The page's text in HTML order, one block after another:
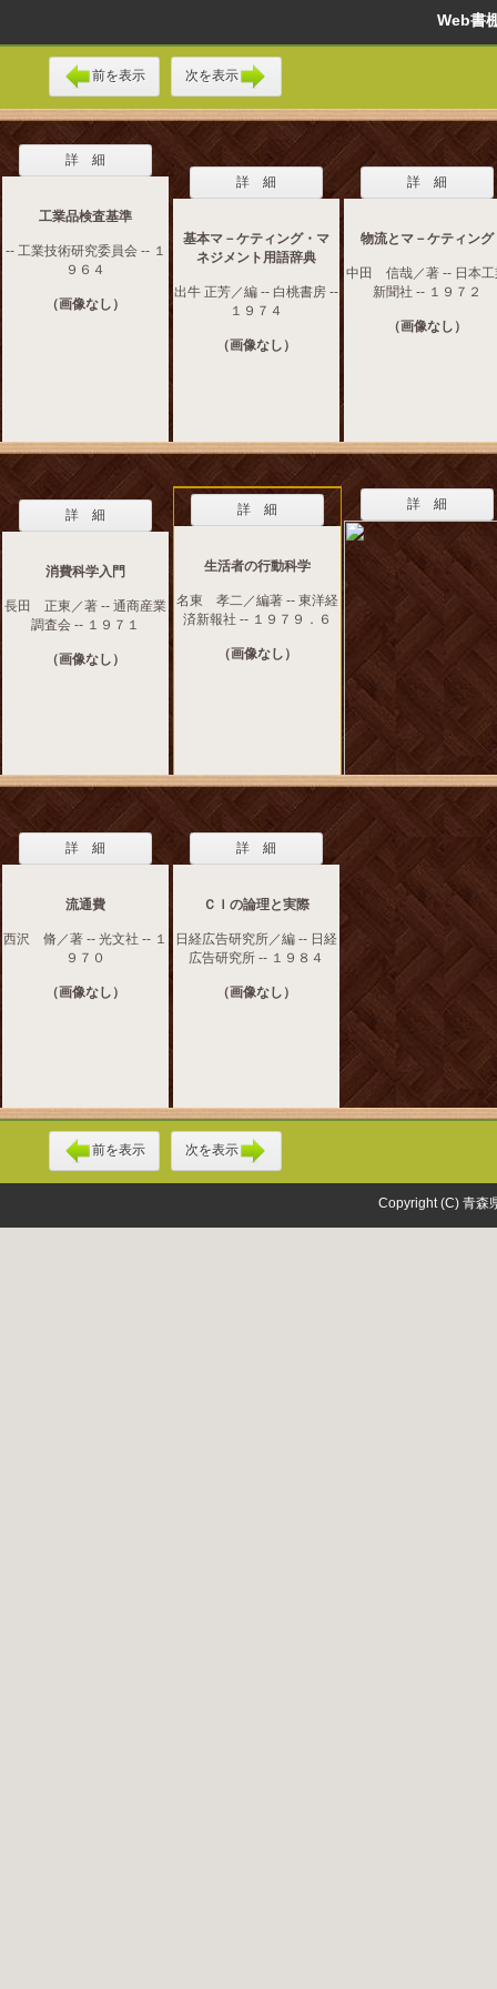
Web
前を表示 次を表示
詳 細
工業品検査基準
-- 工業技術研究委員会 -- １
９６４
（画像なし）
詳 細
基本マ－ケティング・マ
ネジメント用語辞典
出牛 正芳／編 -- 白桃書房 --
１９７４
（画像なし）
詳 細
物流とマ－ケティング
中田 信哉／著 -- 日本工
新聞社 -- １９７２
（画像なし）
詳 細
消費科学入門
長田 正東／著 -- 通商産業
調査会 -- １９７１
（画像なし）
詳 細
生活者の行動科学
名東 孝二／編著 -- 東洋経
済新報社 -- １９７９．６
（画像なし）
詳 細
詳 細
流通費
西沢 脩／著 -- 光文社 -- １
９７０
（画像なし）
詳 細
ＣＩの論理と実際
日経広告研究所／編 -- 日経
広告研究所 -- １９８４
（画像なし）
前を表示 次を表示
Copyright (C) 青森